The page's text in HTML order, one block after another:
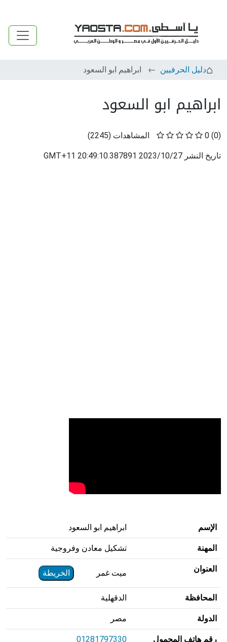
دليل الحرفيين ابراهيم ابو السعود
ابراهيم ابو السعود
(0)
0 المشاهدات (
2245
)
تاريخ النشر 2023/10/27 20:49:10.387891 GMT+11
الإسم ابراهيم ابو السعود
المهنة تشكيل معادن وفروجية
العنوان ميت غمر الخريطة
المحافظة الدقهلية
الدولة مصر
رقم هاتف المحمول 01281797330